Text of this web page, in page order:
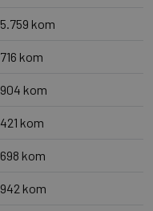
5.759 kom
716 kom
904 kom
421 kom
698 kom
942 kom